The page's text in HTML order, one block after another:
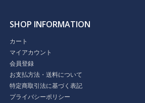
SHOP INFORMATION
カート
マイアカウント
会員登録
お支払方法・送料について
特定商取引法に基づく表記
プライバシーポリシー